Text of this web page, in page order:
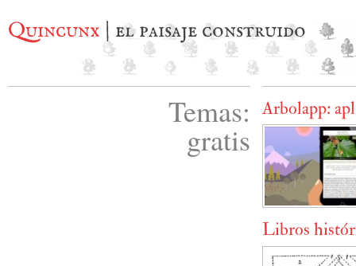
Quincunx | el paisaje construido
Temas:
gratis
Arbolapp:
Libros